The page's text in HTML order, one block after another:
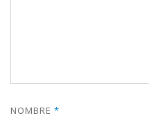
NOMBRE *